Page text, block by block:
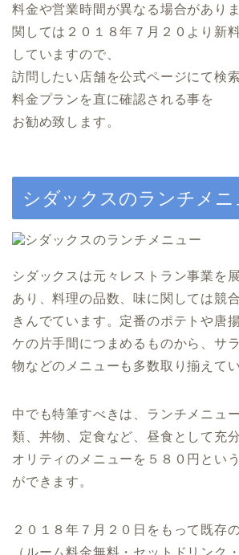
料金や営業時間が異なる場合があり
関しては２０１８年７月２０より新
していますので、
訪問したい店舗を公式ページにて検
料金プランを直に確認される事を
お勧め致します。
シダックスのランチメニ
シダックスは元々レストラン事業を
あり、料理の品数、味に関しては競
きんでています。定番のポテトや唐
ケの片手間につまめるものから、サ
物などのメニューも多数取り揃えてい
中でも特筆すべきは、ランチメニュ
類、丼物、定食など、昼食として充
オリティのメニューを５８０円とい
ができます。
２０１８年７月２０日をもって既存